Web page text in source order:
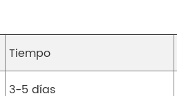
Tiempo
3-5 días